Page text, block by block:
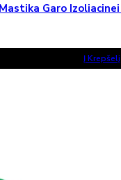
Garo Izoliacinei
Į Krepšelį